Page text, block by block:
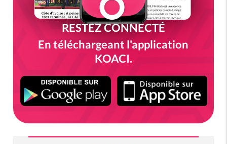
RESTEZ CONNECTÉ
En téléchargeant l'application
KOACI.